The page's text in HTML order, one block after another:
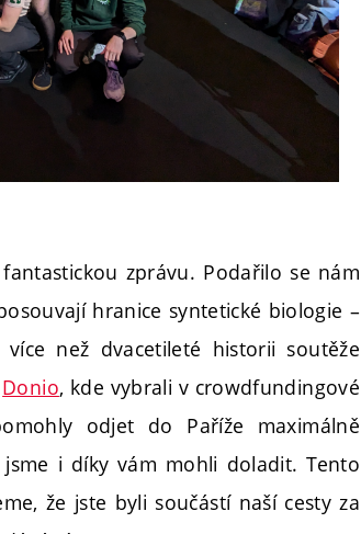
zprávu. Podařilo se nám
hranice syntetické biologie –
než dvacetileté historii soutěže
Donio, kde vybrali v crowdfundingové
odjet do Paříže maximálně
i díky vám mohli doladit. Tento
že jste byli součástí naší cesty za